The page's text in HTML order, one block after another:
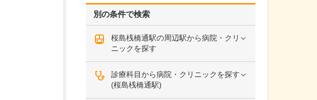
別の条件で検索
桜島桟橋通駅の周辺駅から病院・クリ
ニックを探す
診療科目から病院・クリニックを探す
(桜島桟橋通駅)